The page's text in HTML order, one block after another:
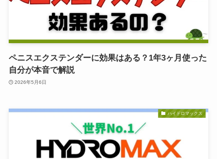
ペニスエクステンダーに効果はある？1年3ヶ月使った
自分が本音で解説
2026年5月6日
ハイドロマックス